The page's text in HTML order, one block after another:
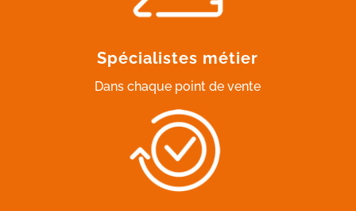
Spécialistes métier
Dans chaque point de vente